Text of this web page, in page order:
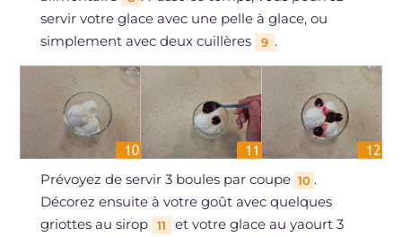
servir votre glace avec une pelle à glace, ou
simplement avec deux cuillères
9 .
Prévoyez de servir 3 boules par coupe 10 .
Décorez ensuite à votre goût avec quelques
griottes au sirop
11
et votre glace au yaourt 3